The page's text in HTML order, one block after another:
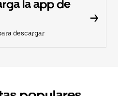
la app de
descargar